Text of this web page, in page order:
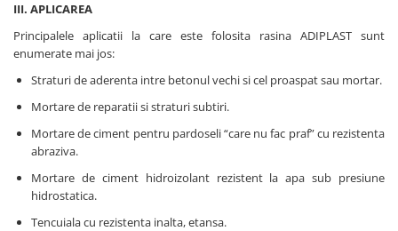
III. APLICAREA
Principalele aplicatii la care este folosita rasina ADIPLAST sunt
enumerate mai jos:
Straturi de aderenta intre betonul vechi si cel proaspat sau mortar.
Mortare de reparatii si straturi subtiri.
Mortare de ciment pentru pardoseli “care nu fac praf” cu rezistenta
abraziva.
Mortare de ciment hidroizolant rezistent la apa sub presiune
hidrostatica.
Tencuiala cu rezistenta inalta, etansa.